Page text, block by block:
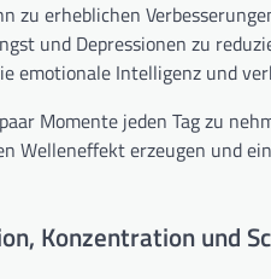
erheblichen
und Depressionen zu
Intelligenz und
Momente jeden Tag zu
Welleneffekt erzeugen und
Konzentration und